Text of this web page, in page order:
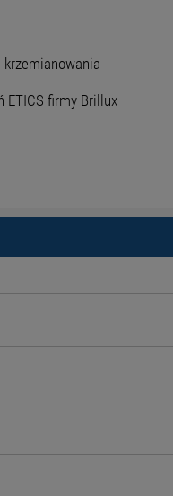
ETICS firmy Brillux